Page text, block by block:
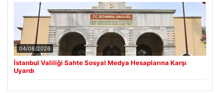
04/08/2026
İstanbul Valiliği Sahte Sosyal Medya Hesaplarına Karşı
Uyardı